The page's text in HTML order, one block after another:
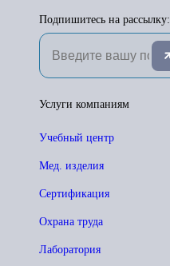
Подпишитесь на рассылку:
Услуги компаниям
Учебный центр
Мед. изделия
Сертификация
Охрана труда
Лаборатория